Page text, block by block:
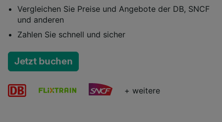
Vergleichen Sie Preise und Angebote der DB, SNCF
und anderen
Zahlen Sie schnell und sicher
Jetzt buchen
+ weitere